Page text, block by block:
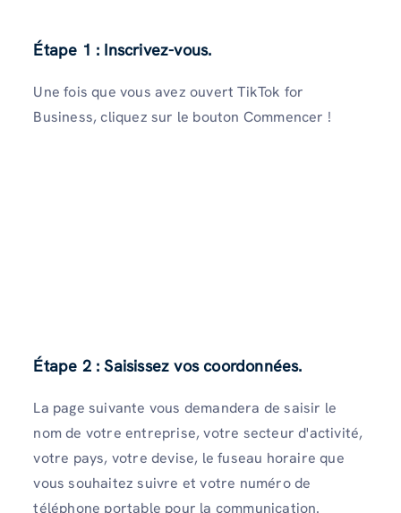
Étape 1 : Inscrivez-vous.
Une fois que vous avez ouvert TikTok for
Business, cliquez sur le bouton Commencer !
Étape 2 : Saisissez vos coordonnées.
La page suivante vous demandera de saisir le
nom de votre entreprise, votre secteur d'activité,
votre pays, votre devise, le fuseau horaire que
vous souhaitez suivre et votre numéro de
téléphone portable pour la communication.